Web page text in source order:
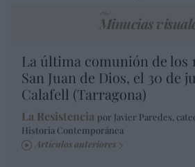
Minucias
La última comunión de los
San Juan de Dios, el 30 de
Calafell (Tarragona)
La Resistencia por Javier Paredes,
Historia Contemporánea
Artículos anteriores